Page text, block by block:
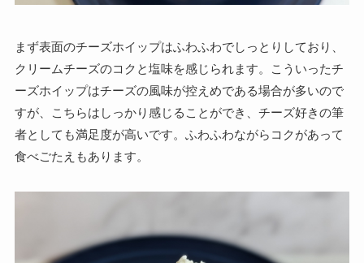
まず表面のチーズホイップはふわふわでしっとりしており、
クリームチーズのコクと塩味を感じられます。こういったチ
ーズホイップはチーズの風味が控えめである場合が多いので
すが、こちらはしっかり感じることができ、チーズ好きの筆
者としても満足度が高いです。ふわふわながらコクがあって
食べごたえもあります。